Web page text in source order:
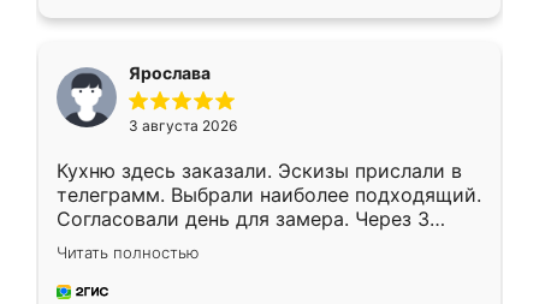
Ярослава
3 августа 2026
Кухню здесь заказали. Эскизы прислали в
телеграмм. Выбрали наиболее подходящий.
Согласовали день для замера. Через 3
недели кухня была уже готова. Остались
довольны работой. Спасибо Ренессанс
мебель за качественную работу!
Читать полностью